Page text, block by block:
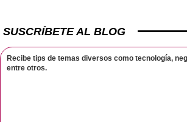
SUSCRÍBETE AL BLOG
Recibe tips de temas diversos como tecnología,
entre otros.